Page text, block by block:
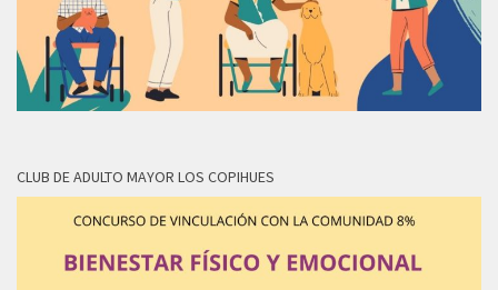
CLUB DE ADULTO MAYOR LOS COPIHUES